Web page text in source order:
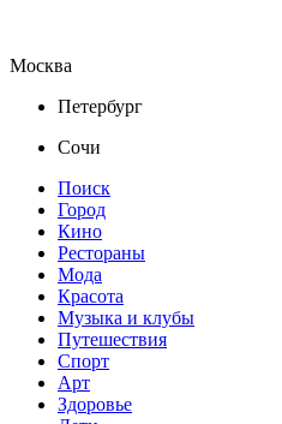
Москва
Петербург
Сочи
Поиск
Город
Кино
Рестораны
Мода
Красота
Музыка и клубы
Путешествия
Спорт
Арт
Здоровье